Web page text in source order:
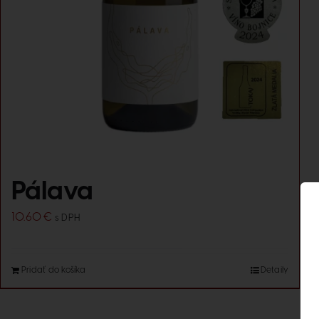
Pálava
10.60€ s DPH
Pridať do košíka Detaily